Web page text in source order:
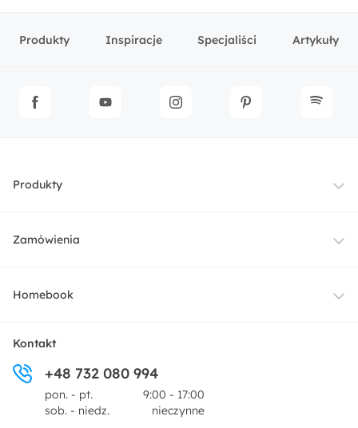
Produkty Inspiracje Specjaliści Artykuły
Produkty
Meble
Dekoracje i akcesoria
Zamówienia
Dostawa
Zwroty
Pytania i odpowiedzi
Homebook
O nas
Centrum prasowe
Kontakt
+48 732 080 994
pon. - pt.
9:00 - 17:00
sob. - niedz.
nieczynne